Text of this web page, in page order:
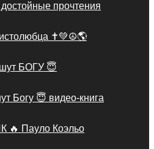
достойные прочтения
✝️💚☮🌎
БОГУ 😇
Богу 😇 видео-книга
🔥 Пауло Коэльо